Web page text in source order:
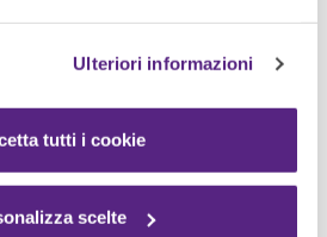
Ulteriori informazioni
tutti i cookie
scelte